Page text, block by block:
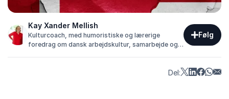
Kay Xander Mellish
Kulturcoach, med humoristiske og lærerige
foredrag om dansk arbejdskultur, samarbejde og
Følg
Del: